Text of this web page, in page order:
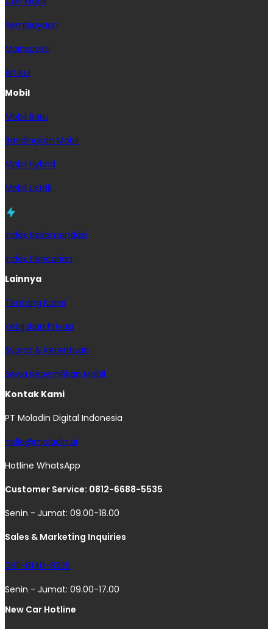
Pembiayaan
MoInspeksi
Artikel
Mobil
Mobil Baru
Bandingkan Mobil
Mobil Hybrid
Mobil Listrik
Index Rekomendasi
Index Pencarian
Lainnya
Tentang Kami
Kebijakan Privasi
Syarat & Ketentuan
Sewa Kepemilikan Mobil
Kontak Kami
PT Moladin Digital Indonesia
hello@moladin.ai
Hotline WhatsApp
Customer Service: 0812-6688-5535
Senin - Jumat: 09.00-18.00
Sales & Marketing Inquiries
0811-8140-8326
Senin - Jumat: 09.00-17.00
New Car Hotline